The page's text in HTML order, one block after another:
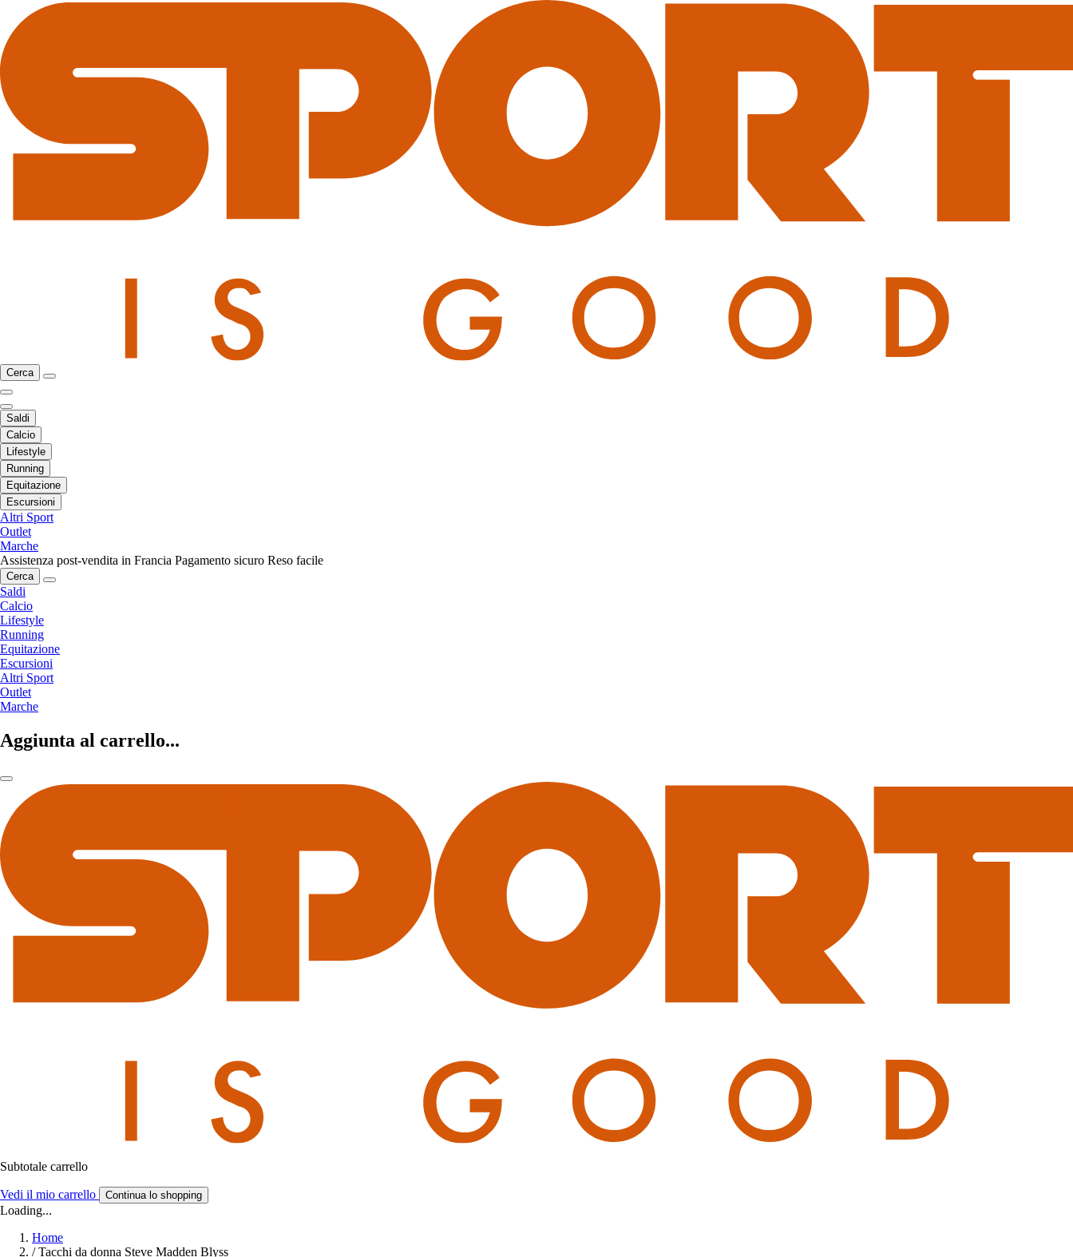
Cerca
Saldi
Calcio
Lifestyle
Running
Equitazione
Escursioni
Altri Sport
Outlet
Marche
Assistenza post-vendita in Francia Pagamento sicuro Reso facile
Cerca
Saldi
Calcio
Lifestyle
Running
Equitazione
Escursioni
Altri Sport
Outlet
Marche
Aggiunta al carrello...
Subtotale carrello
Vedi il mio carrello Continua lo shopping
Loading...
Home
/ Tacchi da donna Steve Madden Blyss